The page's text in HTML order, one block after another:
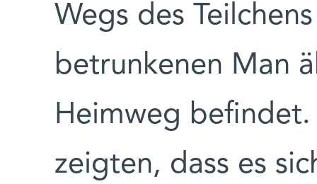
Wegs des
betrunkenen Man
Heimweg
zeigten, dass es